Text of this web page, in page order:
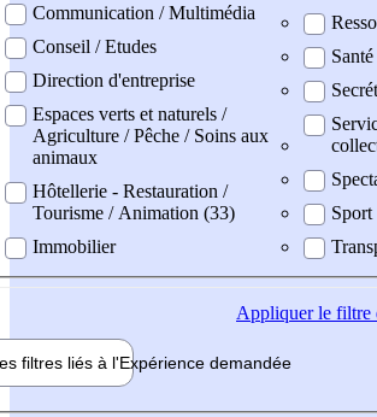
Communication / Multimédia
Conseil / Etudes
Direction d'entreprise
Espaces verts et naturels /
Agriculture / Pêche / Soins aux
animaux
Hôtellerie - Restauration /
Tourisme / Animation (33)
Immobilier
Santé
Sport
Appliquerle filtre
filtres liés à l'Expérience demandée